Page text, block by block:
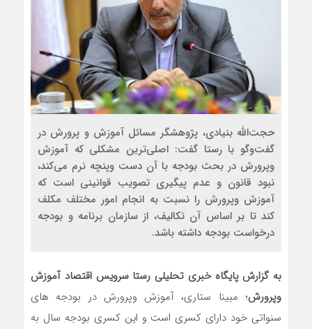
حجت‌الله بنیادی، پژوهشگر مسائل آموزش و پرورش در
گفت‌و‌گو با رستا گفت: اصلی‌ترین مشکلی که آموزش
وپرورش در بحث بودجه با آن دست وپنچه نرم می‌کند،
نبود قانون و عدم پیگیری تصویب قوانینی است که
آموزش وپرورش را نسبت به انجام امور مختلف مکلف
کند تا بر اساس آن تکالیف، از سازمان برنامه و بودجه
درخواست بودجه داشته باشد.
به گزارش پایگاه خبری تحلیلی رستا سرویس اقتصاد آموزش
وپرورش؛ مبینا ستاری، آموزش وپرورش در بودجه های
سنواتی خود دارای کسری است و این کسری بودجه سال به